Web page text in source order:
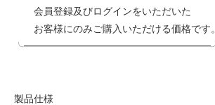
会員登録及びログインをいただいた
お客様にのみご購入いただける価格です。
製品仕様